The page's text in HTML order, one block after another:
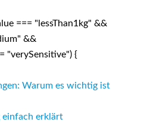
=== "lessThan1kg" &&
&&
"verySensitive") {
Warum es wichtig ist
einfach erklärt